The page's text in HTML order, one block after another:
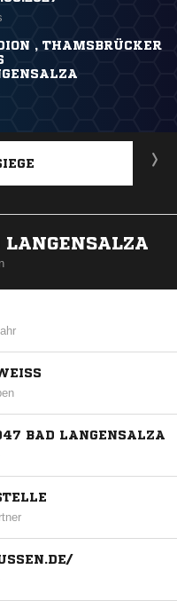
, THAMSBRÜCKER
BAD LANGENSALZA